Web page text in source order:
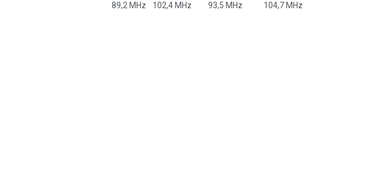
89,2 MHz
102,4 MHz 93,5 MHz 104,7 MHz